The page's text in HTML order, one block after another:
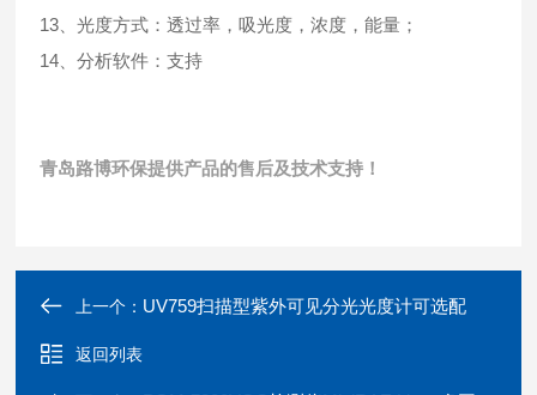
13、光度方式：透过率，吸光度，浓度，能量；
14、分析软件：支持
青岛路博环保提供产品的售后及技术支持！
上一个： UV759扫描型紫外可见分光光度计可选配
返回列表